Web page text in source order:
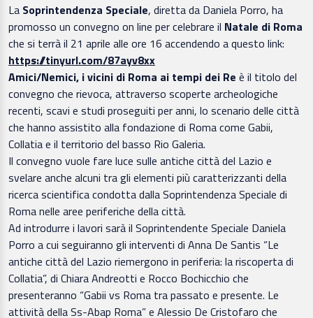
La Soprintendenza Speciale, diretta da Daniela Porro, ha
promosso un convegno on line per celebrare il Natale di Roma
che si terrà il 21 aprile alle ore 16 accendendo a questo link:
https://tinyurl.com/87ayv8xx
Amici/Nemici, i vicini di Roma ai tempi dei Re è il titolo del
convegno che rievoca, attraverso scoperte archeologiche
recenti, scavi e studi proseguiti per anni, lo scenario delle città
che hanno assistito alla fondazione di Roma come Gabii,
Collatia e il territorio del basso Rio Galeria.
Il convegno vuole fare luce sulle antiche città del Lazio e
svelare anche alcuni tra gli elementi più caratterizzanti della
ricerca scientifica condotta dalla Soprintendenza Speciale di
Roma nelle aree periferiche della città.
Ad introdurre i lavori sarà il Soprintendente Speciale Daniela
Porro a cui seguiranno gli interventi di Anna De Santis “Le
antiche città del Lazio riemergono in periferia: la riscoperta di
Collatia”, di Chiara Andreotti e Rocco Bochicchio che
presenteranno “Gabii vs Roma tra passato e presente. Le
attività della Ss-Abap Roma” e Alessio De Cristofaro che